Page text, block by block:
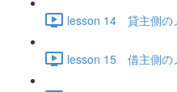
lesson 14 貸主側の
lesson 15 借主側の